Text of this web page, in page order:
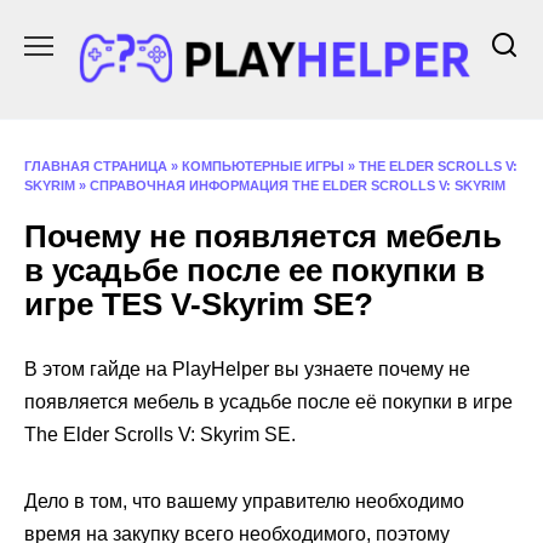
содержанию
ГЛАВНАЯ СТРАНИЦА » КОМПЬЮТЕРНЫЕ ИГРЫ » THE ELDER SCROLLS V:
SKYRIM » СПРАВОЧНАЯ ИНФОРМАЦИЯ THE ELDER SCROLLS V: SKYRIM
Почему не появляется мебель
в усадьбе после ее покупки в
игре ТES V-Skyrim SE?
В этом гайде на PlayHelper вы узнаете почему не
появляется мебель в усадьбе после её покупки в игре
The Elder Scrolls V: Skyrim SE.
Дело в том, что вашему управителю необходимо
время на закупку всего необходимого, поэтому